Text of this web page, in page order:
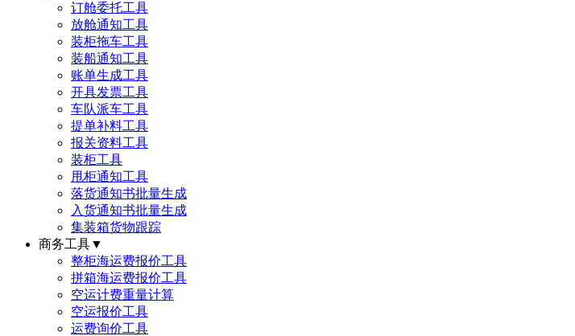
订舱委托工具
放舱通知工具
装柜拖车工具
装船通知工具
账单生成工具
开具发票工具
车队派车工具
提单补料工具
报关资料工具
装柜工具
甩柜通知工具
落货通知书批量生成
入货通知书批量生成
集装箱货物跟踪
商务工具▼
整柜海运费报价工具
拼箱海运费报价工具
空运计费重量计算
空运报价工具
运费询价工具